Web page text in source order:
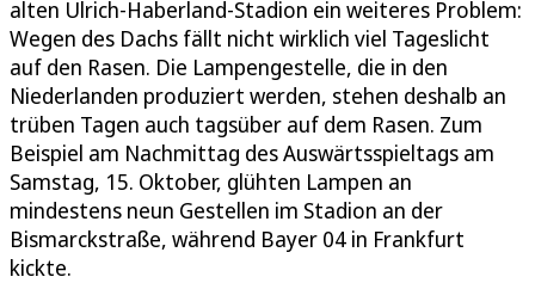
alten Ulrich-Haberland-Stadion ein weiteres Problem:
Wegen des Dachs fällt nicht wirklich viel Tageslicht
auf den Rasen. Die Lampengestelle, die in den
Niederlanden produziert werden, stehen deshalb an
trüben Tagen auch tagsüber auf dem Rasen. Zum
Beispiel am Nachmittag des Auswärtsspieltags am
Samstag, 15. Oktober, glühten Lampen an
mindestens neun Gestellen im Stadion an der
Bismarckstraße, während Bayer 04 in Frankfurt
kickte.